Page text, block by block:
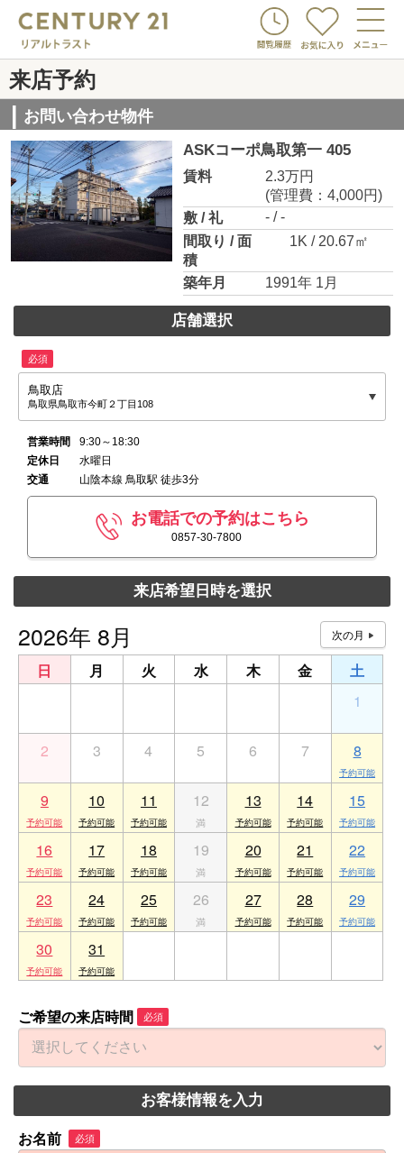
来店予約
お問い合わせ物件
ASKコーポ鳥取第一 405
賃料
2.3万円
(管理費：4,000円)
敷 / 礼
- / -
間取り / 面
積
1K / 20.67㎡
築年月 1991年 1月
店舗選択
必須
鳥取店
鳥取県鳥取市今町２丁目108
営業時間
9:30～18:30
定休日
水曜日
交通
山陰本線 鳥取駅 徒歩3分
お電話での予約はこちら
0857-30-7800
来店希望日時を選択
2026年 8月
日 月 火 水 木 金
土
1
2 3 4 5 6 7 8
9 10 11 12 13 14 15
16 17 18 19 20 21 22
23 24 25 26 27 28 29
30 31
ご希望の来店時間 必須
お客様情報を入力
お名前 必須